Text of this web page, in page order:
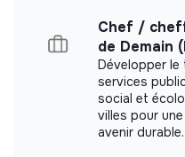
territoire métropolitain.
: Septembre 2026
Un travail sera
recrutement.
Chef /
de Demain
Développer
services
social et
villes pour
avenir durable.